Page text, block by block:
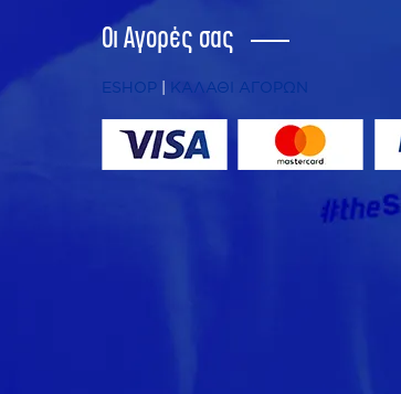
Οι Αγορές σας
ESHOP| ΚΑΛΑΘΙ ΑΓΟΡΩΝ